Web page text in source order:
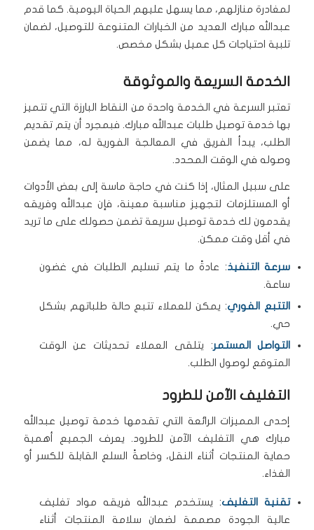
لمغادرة منازلهم، مما يسهل عليهم الحياة اليومية. كما قدم
عبدالله مبارك العديد من الخيارات المتنوعة للتوصيل، لضمان
تلبية احتياجات كل عميل بشكل مخصص.
الخدمة السريعة والموثوقة
تعتبر السرعة في الخدمة واحدة من النقاط البارزة التي تتميز
بها خدمة توصيل طلبات عبدالله مبارك. فبمجرد أن يتم تقديم
الطلب، يبدأ الفريق في المعالجة الفورية له، مما يضمن
وصوله في الوقت المحدد.
على سبيل المثال، إذا كنت في حاجة ماسة إلى بعض الأدوات
أو المستلزمات لتجهيز مناسبة معينة، فإن عبدالله وفريقه
يقدمون لك خدمة توصيل سريعة تضمن حصولك على ما تريد
في أقل وقت ممكن.
سرعة التنفيذ: عادةً ما يتم تسليم الطلبات في غضون
ساعة.
التتبع الفوري: يمكن للعملاء تتبع حالة طلباتهم بشكل
حي.
التواصل المستمر: يتلقى العملاء تحديثات عن الوقت
المتوقع لوصول الطلب.
التغليف الآمن للطرود
إحدى المميزات الرائعة التي تقدمها خدمة توصيل عبدالله
مبارك هي التغليف الآمن للطرود. يعرف الجميع أهمية
حماية المنتجات أثناء النقل، وخاصةً السلع القابلة للكسر أو
الغذاء.
تقنية التغليف: يستخدم عبدالله فريقه مواد تغليف
عالية الجودة مصممة لضمان سلامة المنتجات أثناء